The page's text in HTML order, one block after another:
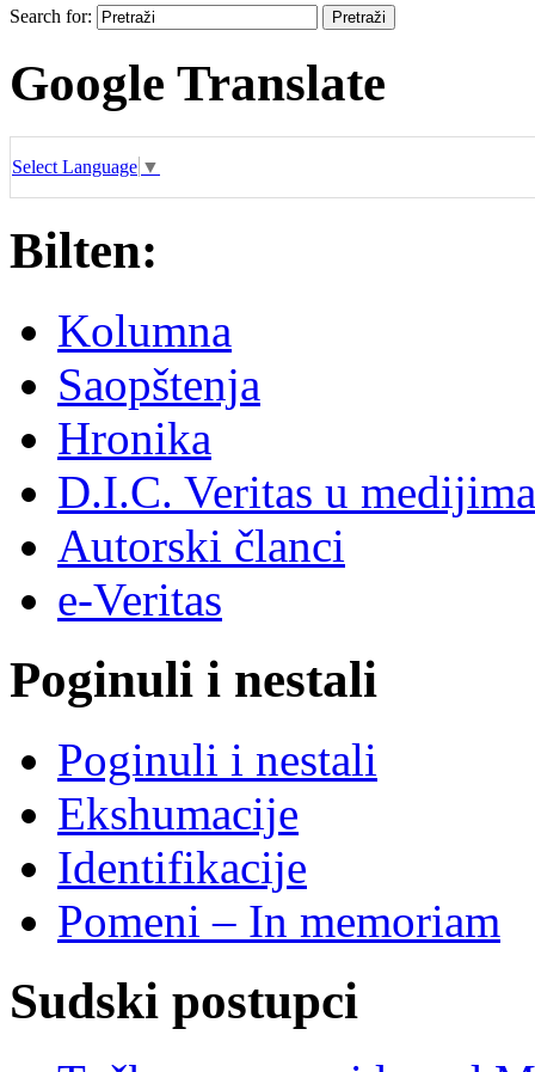
Search for:
Google Translate
Select Language ▼
Bilten:
Kolumna
Saopštenja
Hronika
D.I.C. Veritas u medijima
Autorski članci
e-Veritas
Poginuli i nestali
Poginuli i nestali
Ekshumacije
Identifikacije
Pomeni – In memoriam
Sudski postupci